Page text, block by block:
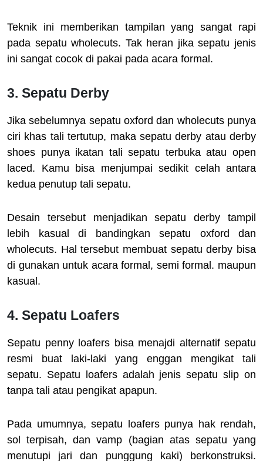
Teknik ini memberikan tampilan yang sangat rapi
pada sepatu wholecuts. Tak heran jika sepatu jenis
ini sangat cocok di pakai pada acara formal.
3. Sepatu Derby
Jika sebelumnya sepatu oxford dan wholecuts punya
ciri khas tali tertutup, maka sepatu derby atau derby
shoes punya ikatan tali sepatu terbuka atau open
laced. Kamu bisa menjumpai sedikit celah antara
kedua penutup tali sepatu.
Desain tersebut menjadikan sepatu derby tampil
lebih kasual di bandingkan sepatu oxford dan
wholecuts. Hal tersebut membuat sepatu derby bisa
di gunakan untuk acara formal, semi formal. maupun
kasual.
4. Sepatu Loafers
Sepatu penny loafers bisa menajdi alternatif sepatu
resmi buat laki-laki yang enggan mengikat tali
sepatu. Sepatu loafers adalah jenis sepatu slip on
tanpa tali atau pengikat apapun.
Pada umumnya, sepatu loafers punya hak rendah,
sol terpisah, dan vamp (bagian atas sepatu yang
menutupi jari dan punggung kaki) berkonstruksi.